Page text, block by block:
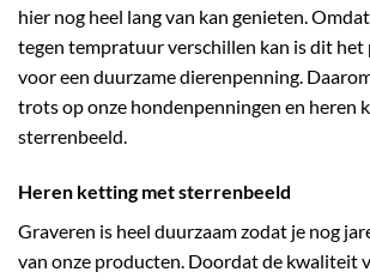
hier nog heel lang van kan genieten.
tegen tempratuur verschillen kan is dit het
voor een duurzame dierenpenning.
trots op onze hondenpenningen en heren
sterrenbeeld.
Heren ketting met sterrenbeeld
Graveren is heel duurzaam zodat je nog
van onze producten. Doordat de kwaliteit